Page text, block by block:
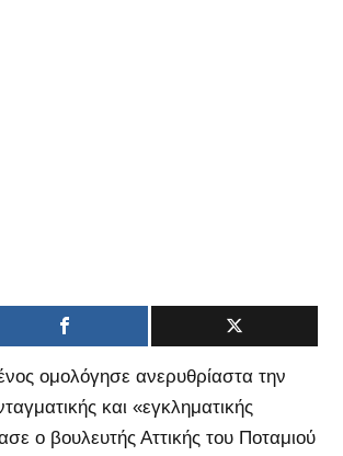
ομολόγησε ανερυθρίαστα την
και «εγκληματικής
ο βουλευτής Αττικής του Ποταμιού